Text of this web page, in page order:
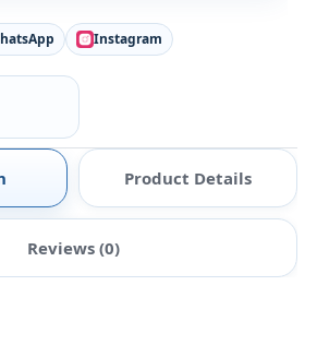
Instagram
Product Details
Reviews (0)